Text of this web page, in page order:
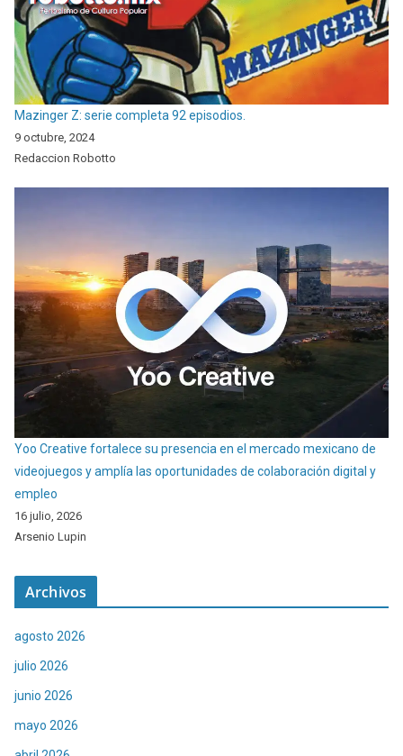
Mazinger Z: serie completa 92 episodios.
9 octubre, 2024
Redaccion Robotto
Yoo Creative fortalece su presencia en el mercado mexicano de
videojuegos y amplía las oportunidades de colaboración digital y
empleo
16 julio, 2026
Arsenio Lupin
Archivos
agosto 2026
julio 2026
junio 2026
mayo 2026